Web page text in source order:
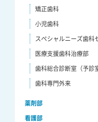
矯正歯科
小児歯科
スペシャルニーズ歯科
医療支援歯科治療部
歯科総合診断室（予診
歯科専門外来
薬剤部
看護部